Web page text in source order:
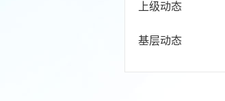
上级动态
基层动态